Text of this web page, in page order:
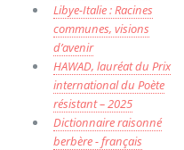
Libye-Italie : Racines
communes, visions
d’avenir
HAWAD, lauréat du Prix
international du Poète
résistant – 2025
Dictionnaire raisonné
berbère - français